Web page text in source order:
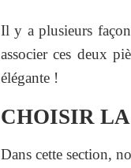
Il y a plusieurs
associer ces deux
élégante !
CHOISIR
Dans cette section,